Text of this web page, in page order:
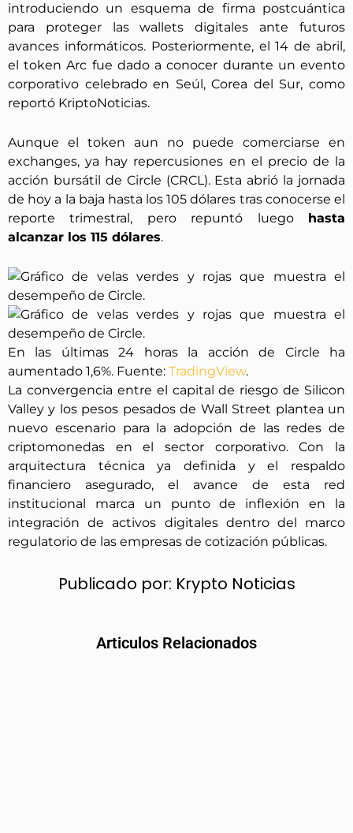
introduciendo un esquema de firma postcuántica
para proteger las wallets digitales ante futuros
avances informáticos. Posteriormente, el 14 de abril,
el token Arc fue dado a conocer durante un evento
corporativo celebrado en Seúl, Corea del Sur, como
reportó KriptoNoticias.
Aunque el token aun no puede comerciarse en
exchanges, ya hay repercusiones en el precio de la
acción bursátil de Circle (CRCL). Esta abrió la jornada
de hoy a la baja hasta los 105 dólares tras conocerse el
reporte trimestral, pero repuntó luego hasta
alcanzar los 115 dólares.
En las últimas 24 horas la acción de Circle ha
aumentado 1,6%. Fuente: TradingView.
La convergencia entre el capital de riesgo de Silicon
Valley y los pesos pesados de Wall Street plantea un
nuevo escenario para la adopción de las redes de
criptomonedas en el sector corporativo. Con la
arquitectura técnica ya definida y el respaldo
financiero asegurado, el avance de esta red
institucional marca un punto de inflexión en la
integración de activos digitales dentro del marco
regulatorio de las empresas de cotización públicas.
Publicado por: Krypto Noticias
Articulos Relacionados